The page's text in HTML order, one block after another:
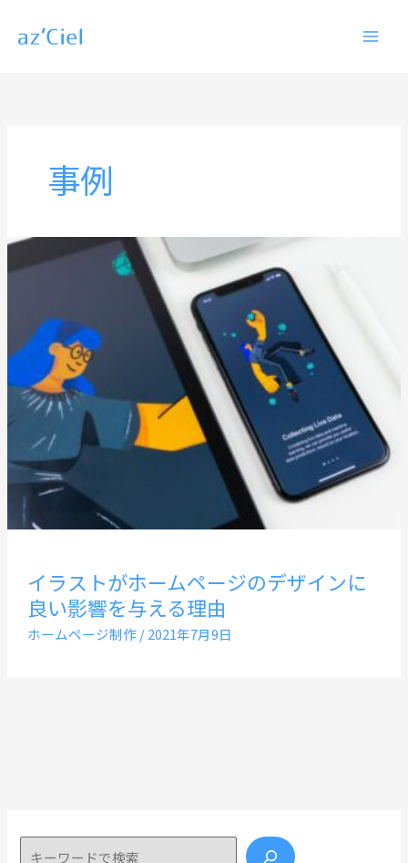
事例
イラストがホームページのデザインに
良い影響を与える理由
ホームページ制作/2021年7月9日
検索